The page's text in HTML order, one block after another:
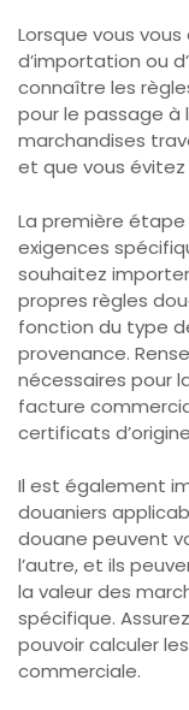
Lorsque vous
d’importation ou
connaître les
pour le passage à
marchandises
et que vous
La première
exigences
souhaitez
propres règles
fonction du type
provenance.
nécessaires pour
facture
certificats
Il est également
douaniers
douane peuvent
l’autre, et ils
la valeur des
spécifique.
pouvoir calculer
commerciale.